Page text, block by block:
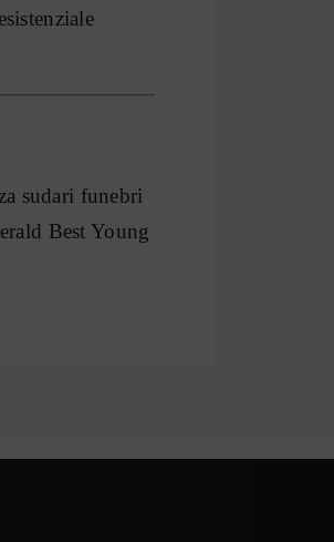
sudari funebri
Best Young